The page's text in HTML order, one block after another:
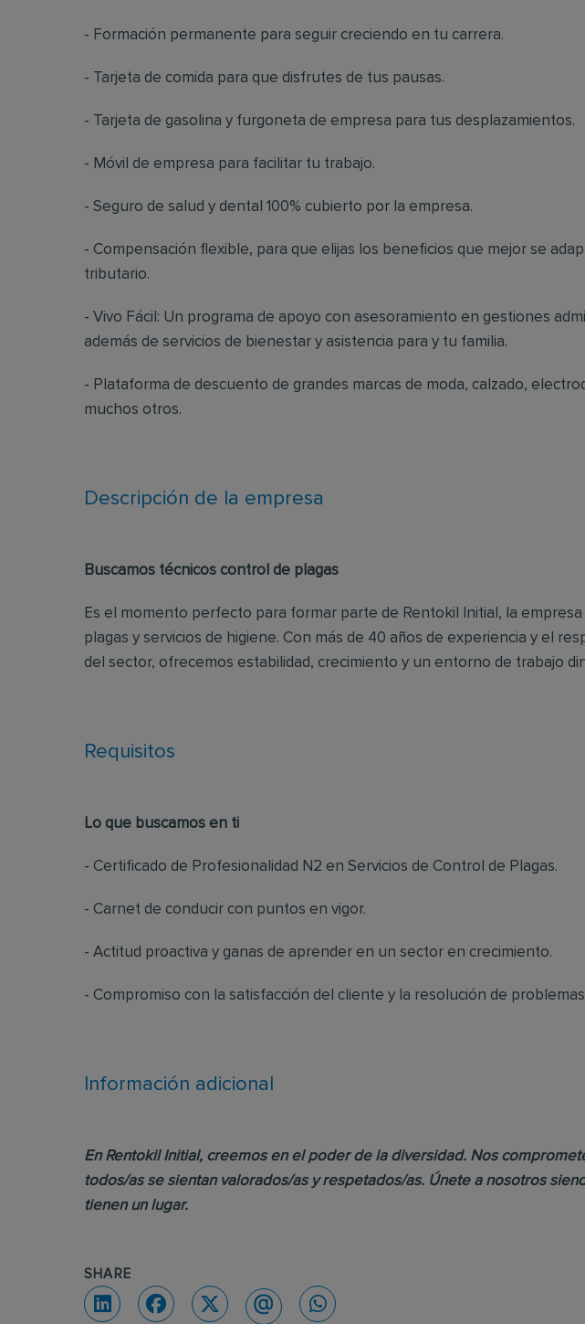
- Formación permanente para seguir creciendo en tu carrera.
- Tarjeta de comida para que disfrutes de tus pausas.
- Tarjeta de gasolina y furgoneta de empresa para tus desplazamientos.
- Móvil de empresa para facilitar tu trabajo.
- Seguro de salud y dental 100% cubierto por la empresa.
- Compensación flexible, para que elijas los beneficios que mejor se
tributario.
- Vivo Fácil: Un programa de apoyo con asesoramiento en gestiones
además de servicios de bienestar y asistencia para y tu familia.
- Plataforma de descuento de grandes marcas de moda, calzado,
muchos otros.
Descripción de la empresa
Buscamos técnicos control de plagas
Es el momento perfecto para formar parte de Rentokil Initial, la
plagas y servicios de higiene. Con más de 40 años de experiencia y el
del sector, ofrecemos estabilidad, crecimiento y un entorno de trabajo
Requisitos
Lo que buscamos en ti
- Certificado de Profesionalidad N2 en Servicios de Control de Plagas.
- Carnet de conducir con puntos en vigor.
- Actitud proactiva y ganas de aprender en un sector en crecimiento.
- Compromiso con la satisfacción del cliente y la resolución de
Información adicional
En Rentokil Initial, creemos en el poder de la diversidad. Nos
todos/as se sientan valorados/as y respetados/as. Únete a nosotros
tienen un lugar.
SHARE